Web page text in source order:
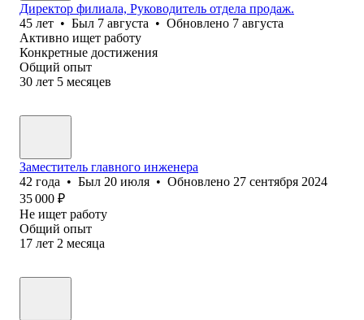
Директор филиала, Руководитель отдела продаж.
45 лет • Был 7 августа • Обновлено 7 августа
Активно ищет работу
Конкретные достижения
Общий опыт
30 лет 5 месяцев
Заместитель главного инженера
42 года • Был 20 июля • Обновлено 27 сентября 2024
35 000 ₽
Не ищет работу
Общий опыт
17 лет 2 месяца